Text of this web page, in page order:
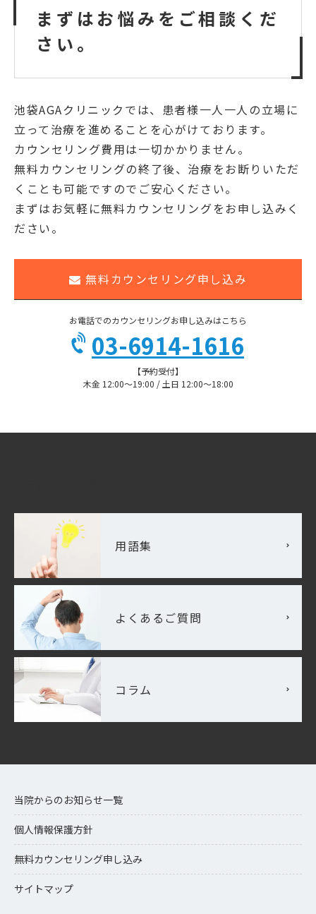
まずはお悩みをご相談くだ
さい。
池袋AGAクリニックでは、患者様一人一人の立場に
立って治療を進めることを心がけております。
カウンセリング費用は一切かかりません。
無料カウンセリングの終了後、治療をお断りいただ
くことも可能ですのでご安心ください。
まずはお気軽に無料カウンセリングをお申し込みく
ださい。
無料カウンセリング申し込み
お電話でのカウンセリングお申し込みはこちら
03-6914-1616
【予約受付】
木金 12:00〜19:00 / 土日 12:00〜18:00
用語集
よくあるご質問
コラム
当院からのお知らせ一覧
個人情報保護方針
無料カウンセリング申し込み
サイトマップ